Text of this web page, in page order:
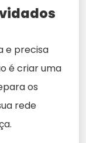
e precisa
é criar uma
os
rede